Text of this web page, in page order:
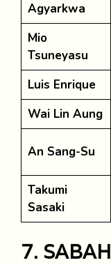
Agyarkwa
Mio
Tsuneyasu
Luis Enrique
Wai Lin Aung
An Sang-Su
Takumi
Sasaki
7. SABAH